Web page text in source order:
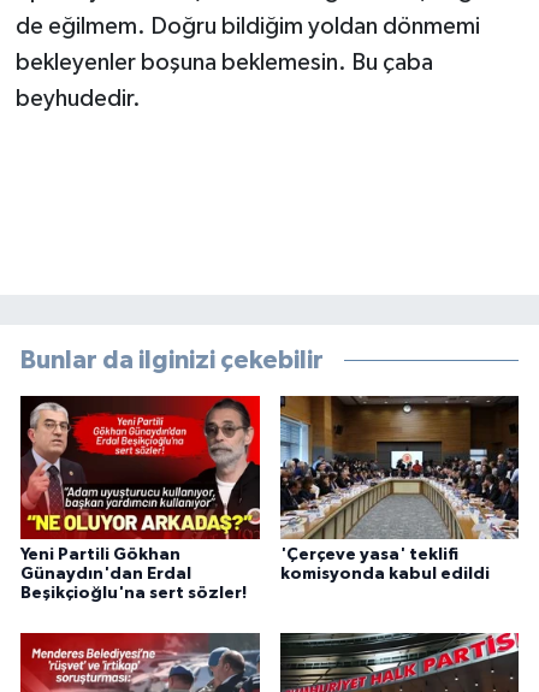
de eğilmem. Doğru bildiğim yoldan dönmemi
bekleyenler boşuna beklemesin. Bu çaba
beyhudedir.
Bunlar da ilginizi çekebilir
Yeni Partili Gökhan
Günaydın'dan Erdal
Beşikçioğlu'na sert sözler!
'Çerçeve yasa' teklifi
komisyonda kabul edildi